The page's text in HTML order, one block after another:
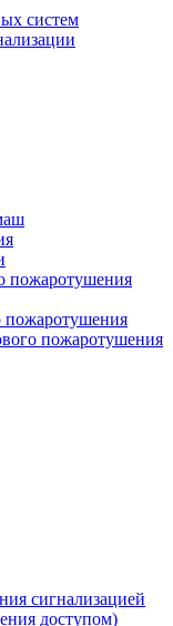
систем
пожаротушения
пожаротушения
пожаротушения
сигнализацией
доступом)